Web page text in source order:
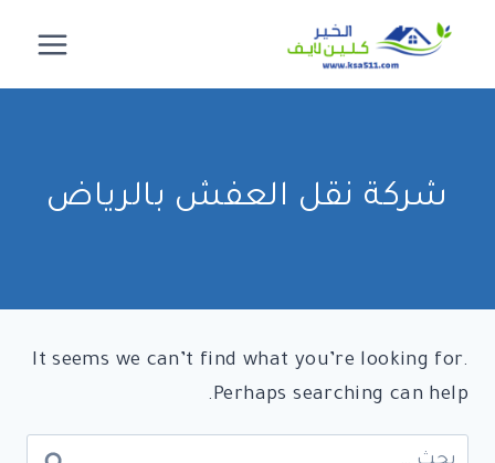
المحتوى
شركة نقل العفش بالرياض
It seems we can’t find what you’re looking for.
Perhaps searching can help.
البحث